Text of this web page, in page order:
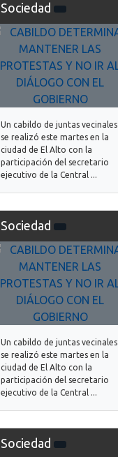
Sociedad
Un cabildo de juntas vecinales
se realizó este martes en la
ciudad de El Alto con la
participación del secretario
ejecutivo de la Central ...
Sociedad
Un cabildo de juntas vecinales
se realizó este martes en la
ciudad de El Alto con la
participación del secretario
ejecutivo de la Central ...
Sociedad